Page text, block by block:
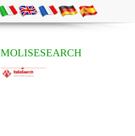
MOLISESEARCH